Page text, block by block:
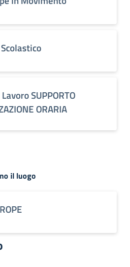
SUPPORTO
ORARIA
il luogo